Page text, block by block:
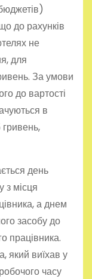
до рахунків
не
для
За умови
до вартості
в
день
з місця
а днем
засобу до
працівника.
який виїхав у
часу